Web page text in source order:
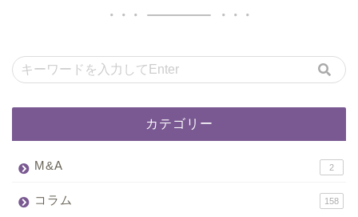
カテゴリー
M&A 2
コラム 158